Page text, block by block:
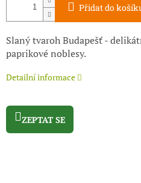
Přidat do
Slaný tvaroh Budapešť -
paprikové noblesy.
Detailní informace
ZEPTAT SE